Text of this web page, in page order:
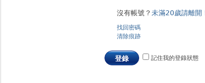
沒有帳號？未滿20歲請離開
找回密碼
清除痕跡
登錄 記住我的登錄狀態